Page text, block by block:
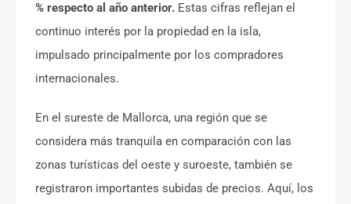
% respecto al año anterior. Estas cifras reflejan el
continuo interés por la propiedad en la isla,
impulsado principalmente por los compradores
internacionales.
En el sureste de Mallorca, una región que se
considera más tranquila en comparación con las
zonas turísticas del oeste y suroeste, también se
registraron importantes subidas de precios. Aquí, los